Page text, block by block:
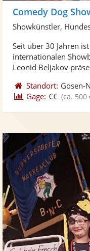
Comedy Dog
Showkünstler,
Seit über 30 Jahren
internationalen
Leonid Beljakov
Standort: Gosen-
Gage: €€ (ca.